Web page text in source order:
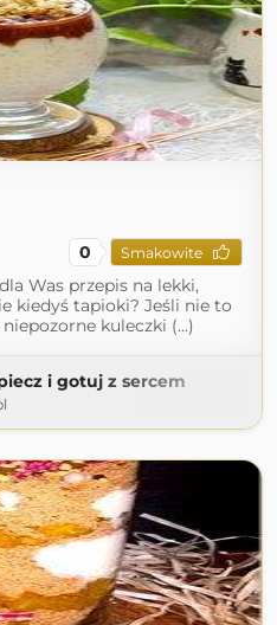
0 Smakowite
Was przepis na lekki,
kiedyś tapioki? Jeśli nie to
kuleczki (...)
i gotuj z sercem